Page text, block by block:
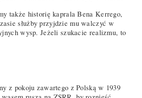
także historię kaprala Bena Kerrego,
służby przyjdzie mu walczyć w
wysp. Jeżeli szukacie realizmu, to
z pokoju zawartego z Polską w 1939